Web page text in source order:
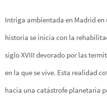
Intriga ambientada en Madrid
historia se inicia con la
siglo XVIII devorado por las
en la que se vive. Esta realidad
hacia una catástrofe planetaria